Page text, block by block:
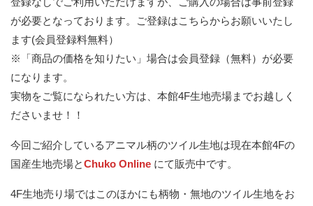
が必要となっております。
ご登録はこちらからお願いいたし
ます(会員登録料無料）
※「商品の価格を知りたい」場合は会員登録（無料）が必要
になります。
実物をご覧になられたい方は、本館4F生地売場までお越しく
ださいませ！！
今回ご紹介しているアニマル柄のツイル生地は現在本館4Fの
国産生地売場とChuko Online にて販売中です。
4F生地売り場ではこのほかにも柄物・無地のツイル生地をお